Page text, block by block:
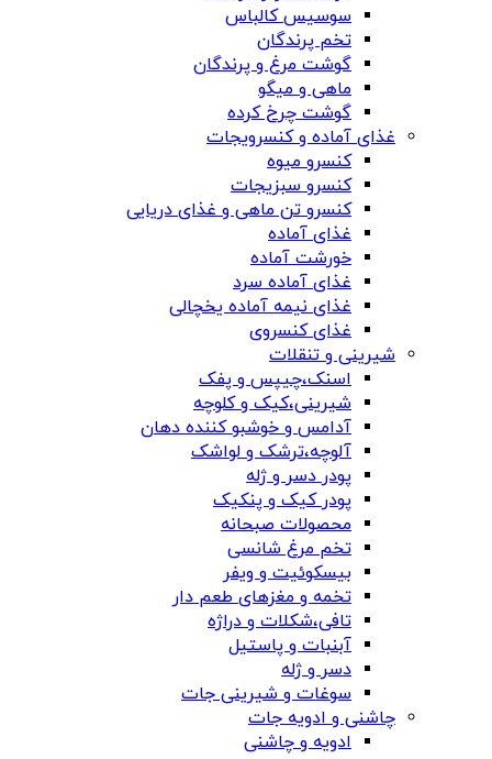
سوسیس کالباس
تخم پرندگان
گوشت مرغ و پرندگان
ماهی و میگو
گوشت چرخ کرده
غذای آماده و کنسرویجات
کنسرو میوه
کنسرو سبزیجات
کنسرو تن ماهی و غذای دریایی
غذای آماده
خورشت آماده
غذای آماده سرد
غذای نیمه آماده یخچالی
غذای کنسروی
شیرینی و تنقلات
اسنک،چیپس و پفک
شیرینی،کیک و کلوچه
آدامس و خوشبو کننده دهان
آلوچه،ترشک و لواشک
پودر دسر و ژله
پودر کیک و پنکیک
محصولات صبحانه
تخم مرغ شانسی
بیسکوئیت و ویفر
تخمه و مغزهای طعم دار
تافی،شکلات و دراژه
آبنبات و پاستیل
دسر و ژله
سوغات و شیرینی جات
چاشنی و ادویه جات
ادویه و چاشنی